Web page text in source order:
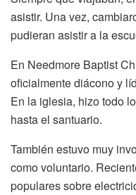
asistir. Una vez,
pudieran asistir a la
En Needmore Baptist
oficialmente diácono y
En la iglesia, hizo todo
hasta el santuario.
También estuvo muy
como voluntario.
populares sobre